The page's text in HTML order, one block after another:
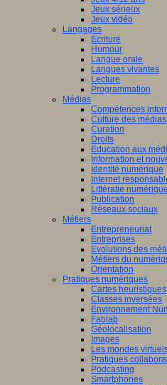
Jeux sérieux
Jeux vidéo
Langages
Ecriture
Humour
Langue orale
Langues vivantes
Lecture
Programmation
Médias
Compétences
Culture des médias
Curation
Droits
Education aux
Information et
Identité numérique
Internet
Littératie numérique
Publication
Réseaux sociaux
Métiers
Entrepreneuriat
Entreprises
Evolutions des
Métiers du
Orientation
Pratiques numériques
Cartes heuristiques
Classes inversées
Environnement
Fablab
Géolocalisation
Images
Les mondes
Pratiques
Podcasting
Smartphones